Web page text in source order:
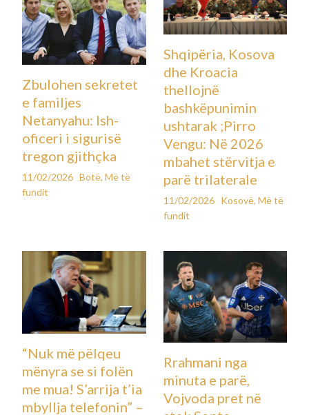
Zbulohen sekretet
e familjes
Netanyahu: Ish-
oficeri i sigurisë
tregon gjithçka
11/02/2026 Botë,Më të
fundit
Shqipëria, Kosova
dhe Kroacia
thellojnë
bashkëpunimin
ushtarak ;Pirro
Vengu: Në 2026
mbahet stërvitja e
parë trilaterale
11/02/2026 Kosovë, Më të
fundit
“Nuk më pëlqeu
mënyra se si folën
me mua! S’arrija t’ia
mbyllja telefonin” –
Rrahmani nga
minuta e parë,
Vojvoda pret në